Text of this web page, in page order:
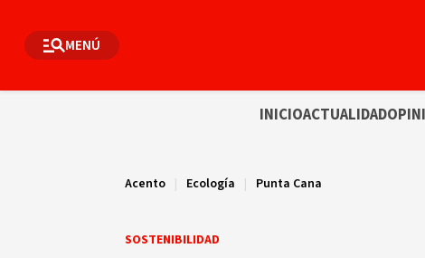
MENÚ
INICIOACTUALIDAD
Acento | Ecología | Punta Cana
SOSTENIBILIDAD